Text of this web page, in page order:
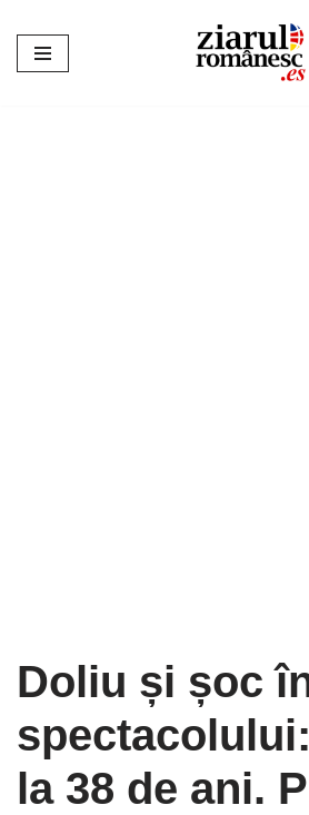
Sari
Doliu și șoc
la 38 de ani.